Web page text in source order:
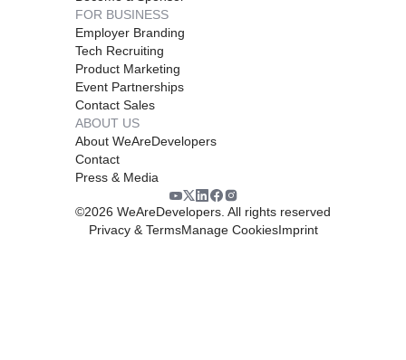
FOR BUSINESS
Employer Branding
Tech Recruiting
Product Marketing
Event Partnerships
Contact Sales
ABOUT US
About WeAreDevelopers
Contact
Press & Media
©2026 WeAreDevelopers. All rights reserved
Privacy & TermsManage CookiesImprint